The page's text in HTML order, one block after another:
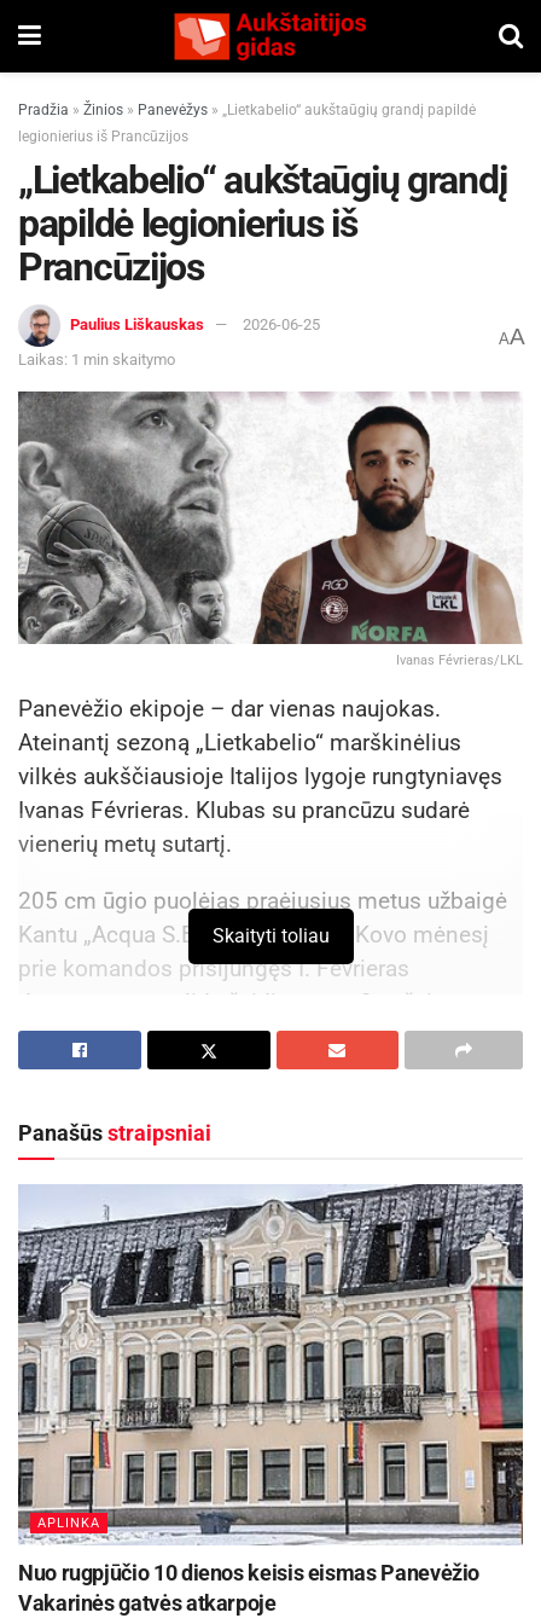
Pradžia » Žinios » Panevėžys » „Lietkabelio“ aukštaūgių grandį papildė
legionierius iš Prancūzijos
„Lietkabelio“ aukštaūgių grandį
papildė legionierius iš
Prancūzijos
Paulius Liškauskas
2026-06-25
Laikas: 1 min skaitymo
AA
Ivanas Févrieras/LKL
Panevėžio ekipoje – dar vienas naujokas.
Ateinantį sezoną „Lietkabelio“ marškinėlius
vilkės aukščiausioje Italijos lygoje rungtyniavęs
Ivanas Févrieras. Klubas su prancūzu sudarė
vienerių metų sutartį.
205 cm ūgio puolėjas praėjusius metus užbaigė
Kantu „Acqua S.Bernardo“ klube. Kovo mėnesį
prie komandos prisijungęs I. Févrieras
demonstravo solidų žaidimą: per 9 sužaistas
rungtynes Italijos čempionate jis vidutiniškai
rinko po 10,6 taško, atliko 2,8 rezultatyvaus
Iki persikėlimo į Italiją prancūzas visą savo
karjerą praleido gimtinėje, kur atstovavo
įvairiems pirmosios ir antrosios lygų klubams.
Sunkiojo krašto puolėjo pozicijoje žaidžiantis
krepšininkas turi patirties ir Europos taurėje, kur
jo statistika siekė 4,8 taško ir 2,1 atkovoto
kamuolio.
Aktualios naujienos
Rugsėjo 11–13 dienomis Panevėžys švęs 523-
iąjį gimtadienį
2026-08-06
Vyksta papildomas priėmimas į Panevėžio
kolegiją – dar galima pretenduoti į valstybės
Skaityti toliau
Panašūsstraipsniai
APLINKA
Nuo rugpjūčio 10 dienos keisis eismas Panevėžio
Vakarinės gatvės atkarpoje